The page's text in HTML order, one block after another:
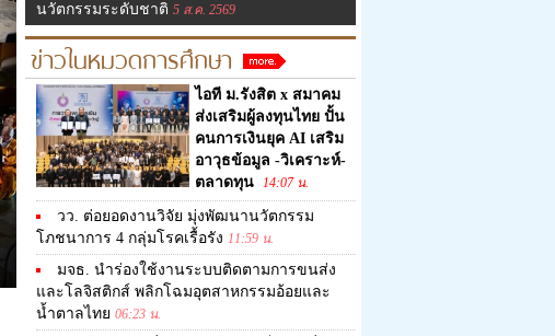
นวัตกรรมระดับชาติ 5 ส.ค. 2569
ข่าวในหมวดการศึกษา
ไอที ม.รังสิต x สมาคม
ส่งเสริมผู้ลงทุนไทย ปั้น
คนการเงินยุค AI เสริม
อาวุธข้อมูล -วิเคราะห์-
ตลาดทุน 14:07 น.
วว. ต่อยอดงานวิจัย มุ่งพัฒนานวัตกรรม
โภชนาการ 4 กลุ่มโรคเรื้อรัง 11:59 น.
มจธ. นำร่องใช้งานระบบติดตามการขนส่ง
และโลจิสติกส์ พลิกโฉมอุตสาหกรรมอ้อยและ
น้ำตาลไทย 06:23 น.